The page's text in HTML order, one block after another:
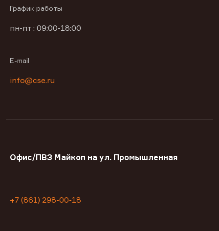
График работы
пн-пт : 09:00-18:00
E-mail
info@cse.ru
Офис/ПВЗ Майкоп на ул. Промышленная
+7 (861) 298-00-18